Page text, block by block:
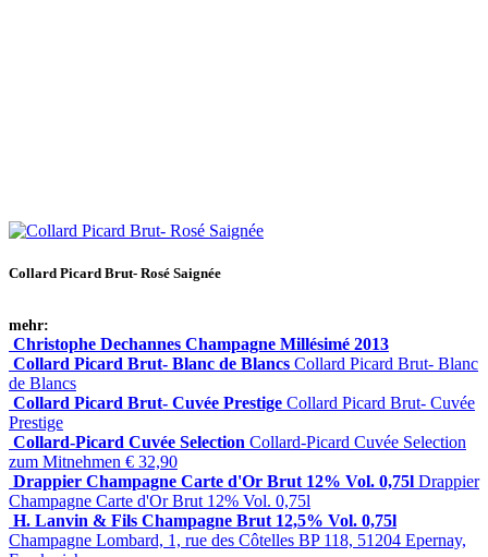
Collard Picard Brut- Rosé Saignée
mehr:
Christophe Dechannes Champagne Millésimé 2013
Collard Picard Brut- Blanc de Blancs Collard Picard Brut- Blanc
de Blancs
Collard Picard Brut- Cuvée Prestige Collard Picard Brut- Cuvée
Prestige
Collard-Picard Cuvée Selection Collard-Picard Cuvée Selection
zum Mitnehmen € 32,90
Drappier Champagne Carte d'Or Brut 12% Vol. 0,75l Drappier
Champagne Carte d'Or Brut 12% Vol. 0,75l
H. Lanvin & Fils Champagne Brut 12,5% Vol. 0,75l
Champagne Lombard, 1, rue des Côtelles BP 118, 51204 Epernay,